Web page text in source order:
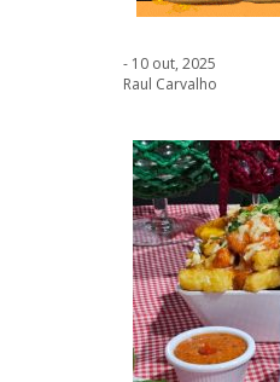
- 10 out, 2025
Raul Carvalho